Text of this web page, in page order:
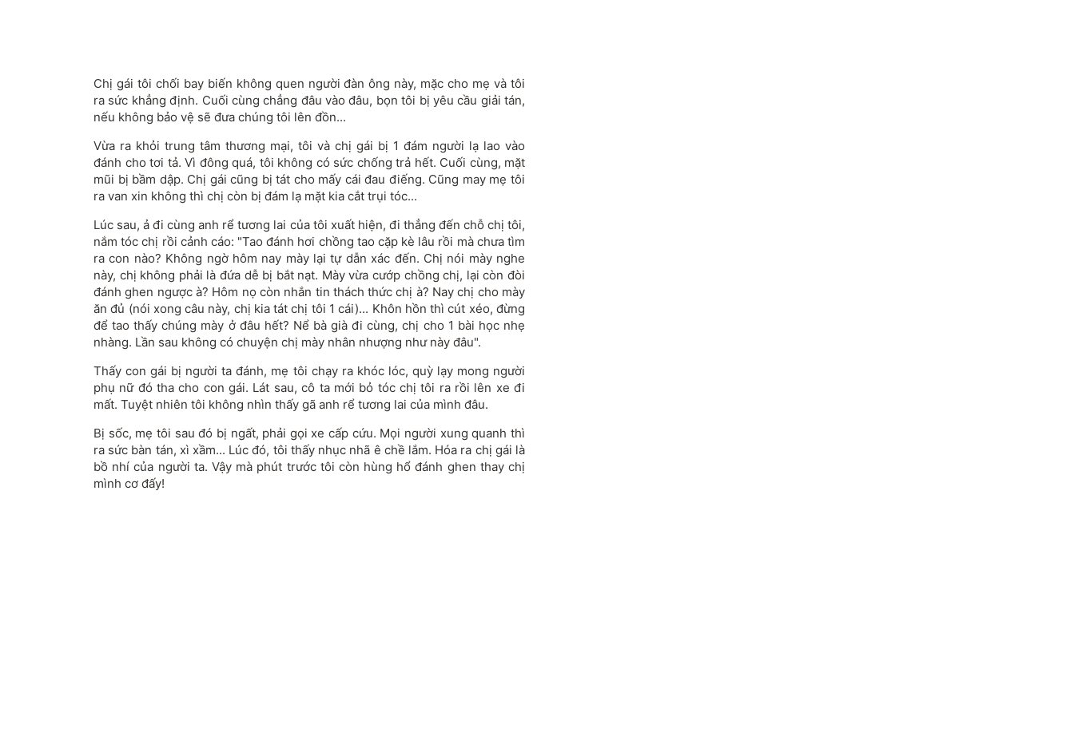
Chị gái tôi chối bay biến không quen người đàn ông này, mặc cho mẹ và tôi
ra sức khẳng định. Cuối cùng chẳng đâu vào đâu, bọn tôi bị yêu cầu giải tán,
nếu không bảo vệ sẽ đưa chúng tôi lên đồn...
Vừa ra khỏi trung tâm thương mại, tôi và chị gái bị 1 đám người lạ lao vào
đánh cho tơi tả. Vì đông quá, tôi không có sức chống trả hết. Cuối cùng, mặt
mũi bị bầm dập. Chị gái cũng bị tát cho mấy cái đau điếng. Cũng may mẹ tôi
ra van xin không thì chị còn bị đám lạ mặt kia cắt trụi tóc...
Lúc sau, ả đi cùng anh rể tương lai của tôi xuất hiện, đi thẳng đến chỗ chị tôi,
nắm tóc chị rồi cảnh cáo: "Tao đánh hơi chồng tao cặp kè lâu rồi mà chưa tìm
ra con nào? Không ngờ hôm nay mày lại tự dẫn xác đến. Chị nói mày nghe
này, chị không phải là đứa dễ bị bắt nạt. Mày vừa cướp chồng chị, lại còn đòi
đánh ghen ngược à? Hôm nọ còn nhắn tin thách thức chị à? Nay chị cho mày
ăn đủ (nói xong câu này, chị kia tát chị tôi 1 cái)... Khôn hồn thì cút xéo, đừng
để tao thấy chúng mày ở đâu hết? Nể bà già đi cùng, chị cho 1 bài học nhẹ
nhàng. Lần sau không có chuyện chị mày nhân nhượng như này đâu".
Thấy con gái bị người ta đánh, mẹ tôi chạy ra khóc lóc, quỳ lạy mong người
phụ nữ đó tha cho con gái. Lát sau, cô ta mới bỏ tóc chị tôi ra rồi lên xe đi
mất. Tuyệt nhiên tôi không nhìn thấy gã anh rể tương lai của mình đâu.
Bị sốc, mẹ tôi sau đó bị ngất, phải gọi xe cấp cứu. Mọi người xung quanh thì
ra sức bàn tán, xì xầm... Lúc đó, tôi thấy nhục nhã ê chề lắm. Hóa ra chị gái là
bồ nhí của người ta. Vậy mà phút trước tôi còn hùng hổ đánh ghen thay chị
mình cơ đấy!